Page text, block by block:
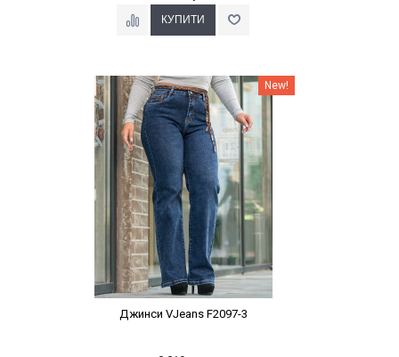
Наклейки Варіант з % New!
Джинси VJeans F2097-3